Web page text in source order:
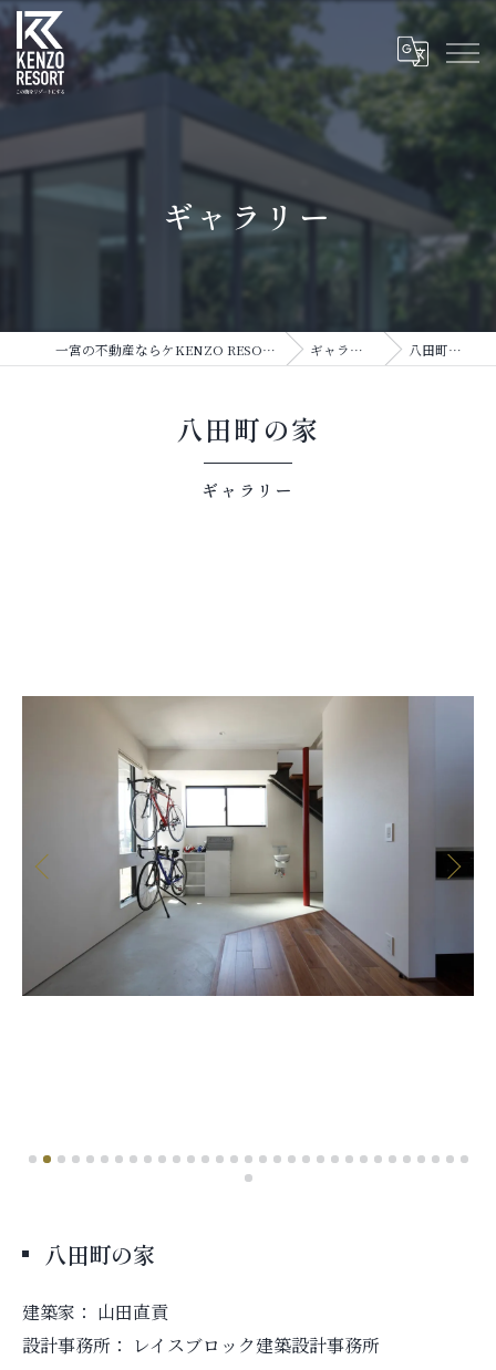
ギャラリー
一宮の不動産ならケKENZO RESORT ギャラリー 八田町の家
ギャラリー
八田町の家
八田町の家
建築家： 山田直貢
設計事務所： レイスブロック建築設計事務所